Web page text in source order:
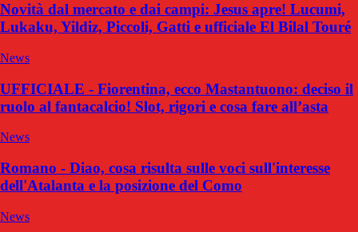
Novità dal mercato e dai campi: Jesus apre! Lucumi,
Lukaku, Yildiz, Piccoli, Gatti e ufficiale El Bilal Touré
News
UFFICIALE - Fiorentina, ecco Mastantuono: deciso il
ruolo al fantacalcio! Slot, rigori e cosa fare all’asta
News
Romano - Diao, cosa risulta sulle voci sull'interesse
dell'Atalanta e la posizione del Como
News